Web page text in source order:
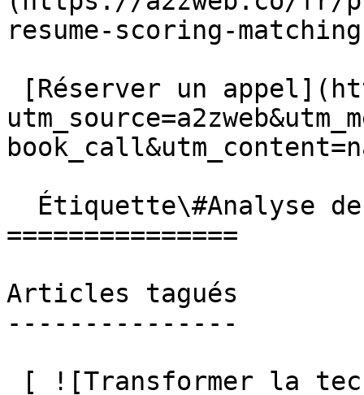
resume-scoring-
===============
Articles tagués
---------------